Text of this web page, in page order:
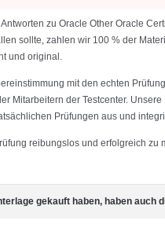
zu Oracle Other Oracle
sollte, zahlen wir 100 % der
und original.
mit den echten
Mitarbeitern der Testcenter.
Prüfungen aus und
reibungslos und erfolgreich zu
gekauft haben, haben auch